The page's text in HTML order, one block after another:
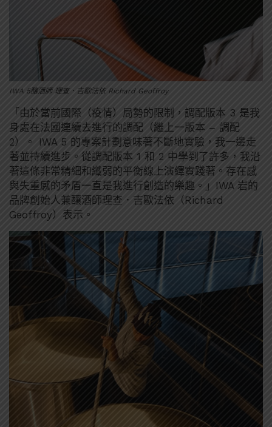
IWA 5釀酒師 理查．吉歐法依 Richard Geoffroy
「由於當前國際（疫情）局勢的限制，調配版本 3 是我
身處在法國連續去進行的調配（繼上一版本 – 調配
2）。 IWA 5 的專案計劃意味著不斷地實驗，我一邊走
著並持續進步。從調配版本 1 和 2 中學到了許多，我沿
著這條非常精細和纖弱的平衡線上演繹實踐著。存在感
與失重感的矛盾一直是我進行創造的樂趣。」IWA 岩的
品牌創始人兼釀酒師理查．吉歐法依（Richard
Geoffroy）表示。